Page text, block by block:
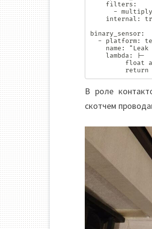
binary_sensor:
В роле
скотчем